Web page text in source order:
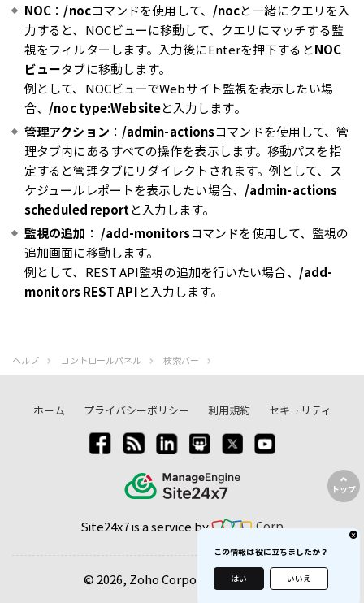
NOC ： /nocコマンドを使用して、 /nocと一緒にクエリを入
力すると、NOCビューに移動して、クエリにマッチする監
視をフィルターします。入力後にEnterを押下するとNOC
ビュータブに移動します。
例として、NOCビューでWebサイト監視を表示したい場
合、 /noc type:Websiteと入力します。
管理アクション ： /admin-actionsコマンドを使用して、管
理タブ内にあるすべての操作を表示します。移動パスを指
定すると管理タブにリダイレクトされます。例として、ス
ケジュールレポートを表示したい場合、 /admin-actions
scheduled reportと入力します。
監視の追加 ： /add-monitorsコマンドを使用して、監視の
追加画面に移動します。
例として、REST API監視の追加を行いたい場合、 /add-
monitors REST APIと入力します。
この情報は役に立ちましたか？
はい いいえ
トップ
ヘルプ コントロールパネル 検索バー
Site24x7 is a service by Corp
ホーム プライバシーポリシー 利用規約 セキュリティ
© 2026, Zoho Corporation Pvt. Ltd.